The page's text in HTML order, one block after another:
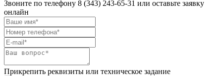
Звоните по телефону 8 (343) 243-65-31 или оставьте заявку
онлайн
Прикрепить реквизиты или техническое задание